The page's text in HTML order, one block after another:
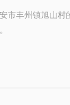
市丰州镇旭山